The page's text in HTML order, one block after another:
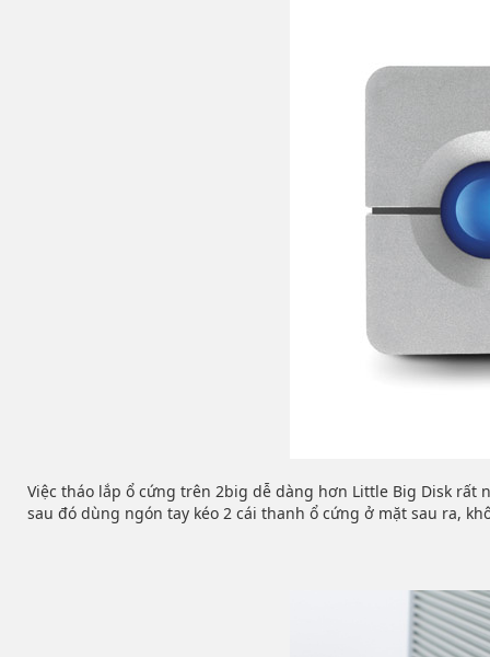
Việc tháo lắp ổ cứng trên 2big dễ dàng hơn Little Big Disk rất
sau đó dùng ngón tay kéo 2 cái thanh ổ cứng ở mặt sau ra,